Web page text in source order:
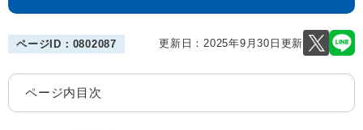
ページID：0802087 更新日：2025年9月30日更新
ページ内目次